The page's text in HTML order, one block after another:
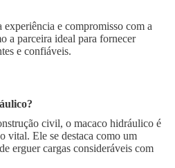
e compromisso com a
a parceira ideal para fornecer
e confiáveis.
civil, o macaco hidráulico é
vital. Ele se destaca como um
erguer cargas consideráveis com